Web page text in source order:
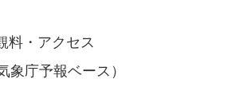
料・アクセス
庁予報ベース）